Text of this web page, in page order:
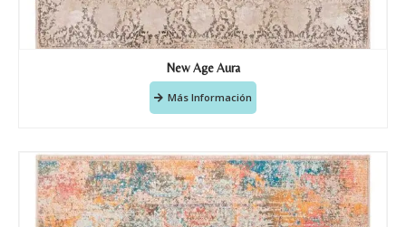
New Age Aura
Más Información